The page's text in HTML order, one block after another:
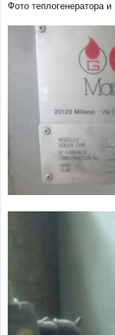
Фото теплогенератора